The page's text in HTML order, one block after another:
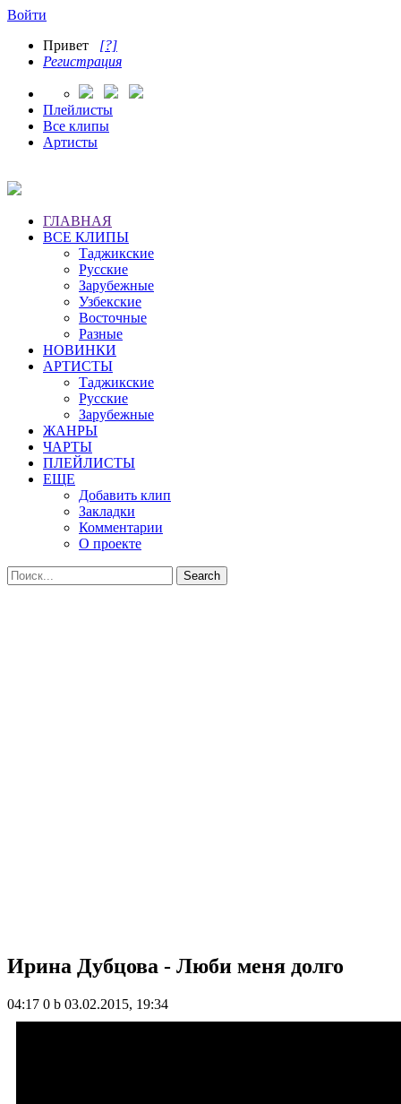
Войти
Привет [?]
Регистрация
Плейлисты
Все клипы
Артисты
ГЛАВНАЯ
ВСЕ КЛИПЫ
Таджикские
Русские
Зарубежные
Узбекские
Восточные
Разные
НОВИНКИ
АРТИСТЫ
Таджикские
Русские
Зарубежные
ЖАНРЫ
ЧАРТЫ
ПЛЕЙЛИСТЫ
ЕЩЕ
Добавить клип
Закладки
Комментарии
О проекте
Ирина Дубцова - Люби меня долго
04:17 0 b 03.02.2015, 19:34